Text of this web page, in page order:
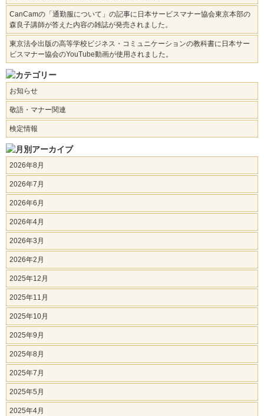
CanCamの「通勤服について」の記事に日本サービスマナー協会東京本部の
森良子講師が答えた内容の雑誌が発売されました。
東京法令出版の高等学校ビジネス・コミュニケーションの教科書に日本サー
ビスマナー協会のYouTube動画が使用されました。
お知らせ
敬語・マナー関連
検定情報
2026年8月
2026年7月
2026年6月
2026年4月
2026年3月
2026年2月
2025年12月
2025年11月
2025年10月
2025年9月
2025年8月
2025年7月
2025年5月
2025年4月